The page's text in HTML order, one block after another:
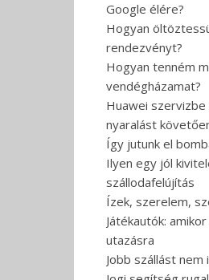
Google élére?
Hogyan
rendezvényt?
Hogyan tenném
vendégházamat?
Huawei
nyaralást
Így jutunk el
Ilyen egy jól
szállodafelújítás
Ízek, szerelem,
Játékautók:
utazásra
Jobb szállást nem